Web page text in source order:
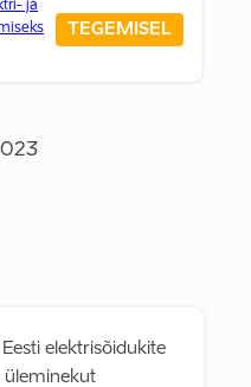
ja
TEGEMISEL
elektrisõidukite
üleminekut